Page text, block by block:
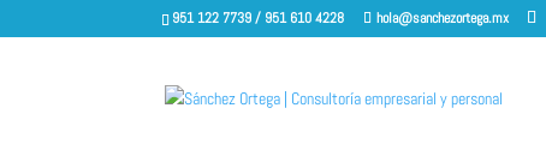
951 122 7739 / 951 610 4228 hola@sanchezortega.mx